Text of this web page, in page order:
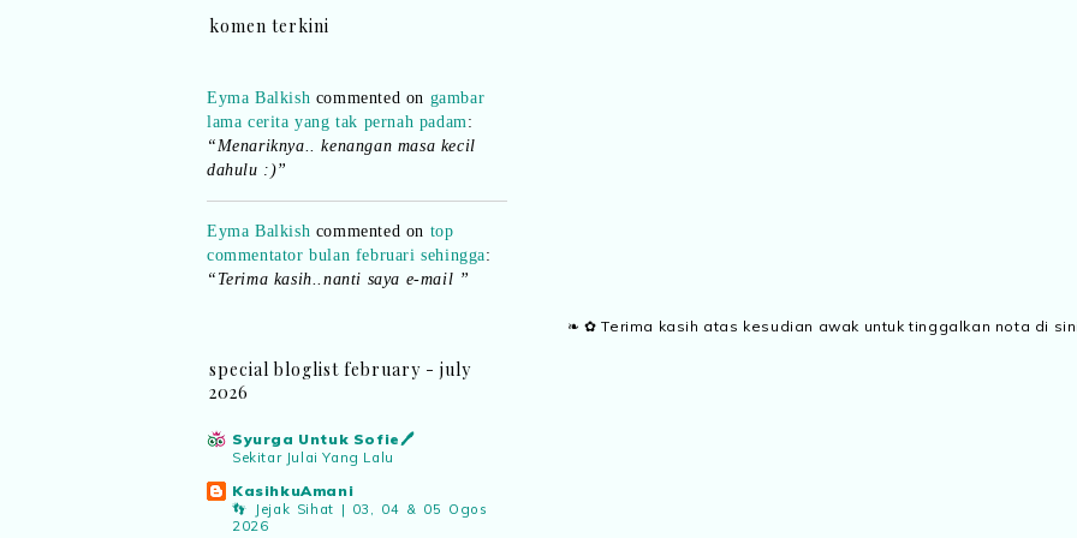
❧ ✿ Terima kasih atas kesudian awak untuk tinggalkan nota di
komen terkini
lama cerita yang tak pernah padam:
“Menariknya.. kenangan masa kecil
dahulu :)”
Eyma Balkishcommented ontop
commentator bulan februari sehingga
“Terima kasih..nanti saya e-mail ”
“Ada.. pemenang bulan Februari..
boleh emel details kepada saya..”
Eyma Balkish commented on
“Adakah nama saya tersenarai? Kena
confirm.. nanti malu pula..hihi”
special bloglist february - july
2026
Syurga Untuk Sofie🖊️
Sekitar Julai Yang Lalu
KasihkuAmani
👣 Jejak Sihat | 03, 04 & 05 Ogos
2026